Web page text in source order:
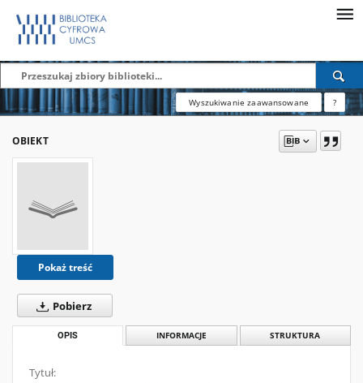
Wyszukiwanie zaawansowane ?
OBIEKT
Pokaż treść
Pobierz
OPIS INFORMACJE STRUKTURA
Tytuł: